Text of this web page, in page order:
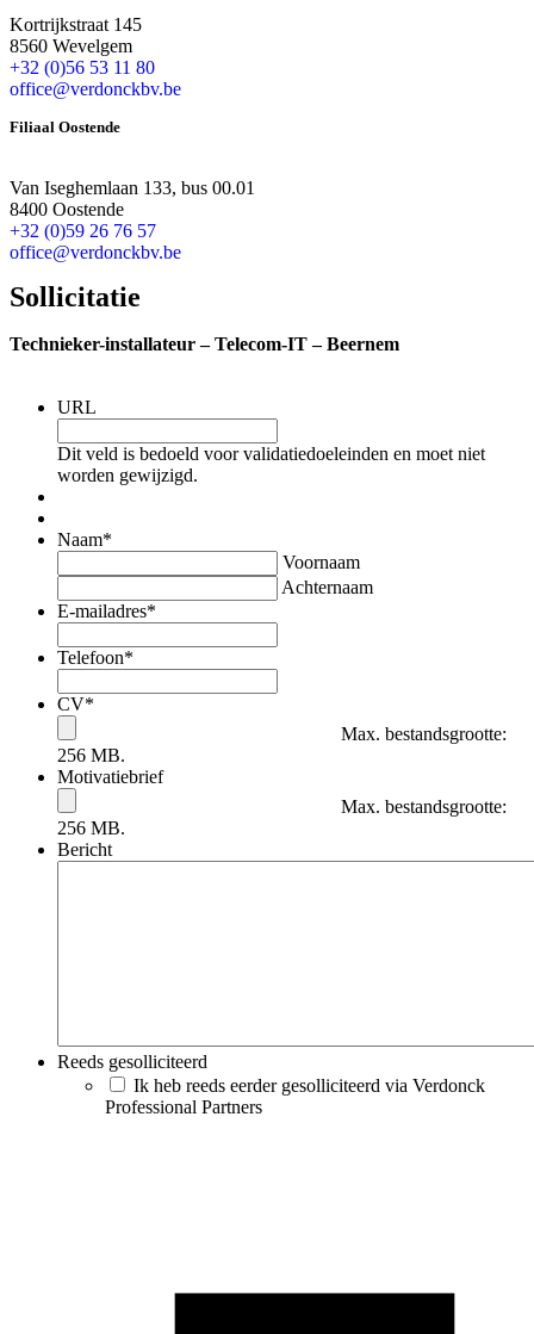
Kortrijkstraat 145
8560 Wevelgem
+32 (0)56 53 11 80
office@verdonckbv.be
Filiaal Oostende
Van Iseghemlaan 133, bus 00.01
8400 Oostende
+32 (0)59 26 76 57
office@verdonckbv.be
Sollicitatie
Technieker-installateur – Telecom-IT – Beernem
URL
Dit veld is bedoeld voor validatiedoeleinden en moet niet
worden gewijzigd.
Naam*
Voornaam
Achternaam
E-mailadres*
Telefoon*
CV*
Max. bestandsgrootte:
256 MB.
Motivatiebrief
Max. bestandsgrootte:
256 MB.
Bericht
Reeds gesolliciteerd
Ik heb reeds eerder gesolliciteerd via Verdonck
Professional Partners